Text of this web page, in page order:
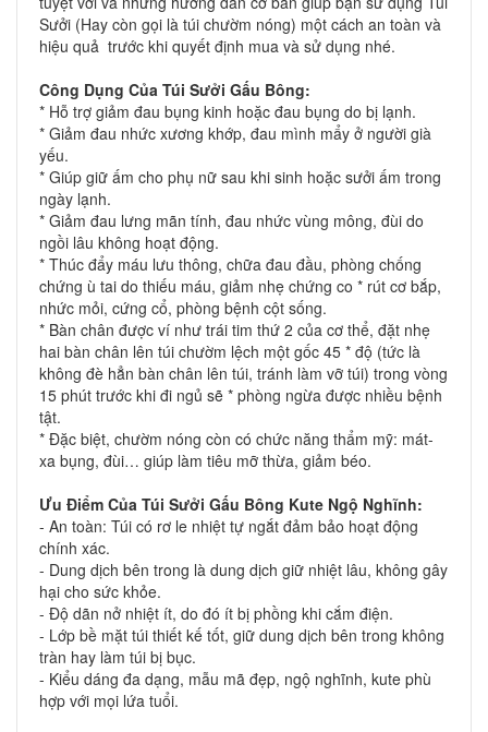
Sưởi (Hay còn gọi là túi chườm nóng) một cách an toàn và
hiệu quả trước khi quyết định mua và sử dụng nhé.
Công Dụng Của Túi Sưởi Gấu Bông:
* Hỗ trợ giảm đau bụng kinh hoặc đau bụng do bị lạnh.
* Giảm đau nhức xương khớp, đau mình mẩy ở người già
yếu.
* Giúp giữ ấm cho phụ nữ sau khi sinh hoặc sưởi ấm trong
ngày lạnh.
* Giảm đau lưng mãn tính, đau nhức vùng mông, đùi do
ngồi lâu không hoạt động.
* Thúc đẩy máu lưu thông, chữa đau đầu, phòng chống
chứng ù tai do thiếu máu, giảm nhẹ chứng co * rút cơ bắp,
nhức mỏi, cứng cổ, phòng bệnh cột sống.
* Bàn chân được ví như trái tim thứ 2 của cơ thể, đặt nhẹ
hai bàn chân lên túi chườm lệch một gốc 45 * độ (tức là
không đè hẳn bàn chân lên túi, tránh làm vỡ túi) trong vòng
15 phút trước khi đi ngủ sẽ * phòng ngừa được nhiều bệnh
tật.
* Đặc biệt, chườm nóng còn có chức năng thẩm mỹ: mát-
xa bụng, đùi… giúp làm tiêu mỡ thừa, giảm béo.
Ưu Điểm Của Túi Sưởi Gấu Bông Kute Ngộ Nghĩnh:
- An toàn: Túi có rơ le nhiệt tự ngắt đảm bảo hoạt động
chính xác.
- Dung dịch bên trong là dung dịch giữ nhiệt lâu, không gây
hại cho sức khỏe.
- Độ dãn nở nhiệt ít, do đó ít bị phồng khi cắm điện.
- Lớp bề mặt túi thiết kế tốt, giữ dung dịch bên trong không
tràn hay làm túi bị bục.
- Kiểu dáng đa dạng, mẫu mã đẹp, ngộ nghĩnh, kute phù
hợp với mọi lứa tuổi.